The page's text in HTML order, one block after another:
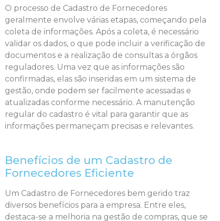
O processo de Cadastro de Fornecedores
geralmente envolve várias etapas, começando pela
coleta de informações. Após a coleta, é necessário
validar os dados, o que pode incluir a verificação de
documentos e a realização de consultas a órgãos
reguladores. Uma vez que as informações são
confirmadas, elas são inseridas em um sistema de
gestão, onde podem ser facilmente acessadas e
atualizadas conforme necessário. A manutenção
regular do cadastro é vital para garantir que as
informações permaneçam precisas e relevantes.
Benefícios de um Cadastro de
Fornecedores Eficiente
Um Cadastro de Fornecedores bem gerido traz
diversos benefícios para a empresa. Entre eles,
destaca-se a melhoria na gestão de compras, que se